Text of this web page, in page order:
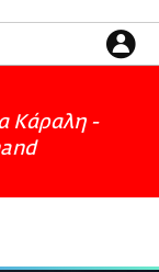
Κάραλη -